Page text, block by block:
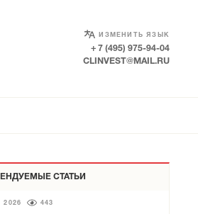
ИЗМЕНИТЬ ЯЗЫК
SELECT LANGUAGE
+ 7 (495) 975-94-04
CLINVEST@MAIL.RU
СТАТЬИ
443